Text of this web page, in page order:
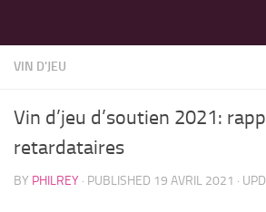
VIN D'JEU
Vin d’jeu d’soutien 2021:
retardataires
BY PHILREY · PUBLISHED 19 AVRIL 2021 ·